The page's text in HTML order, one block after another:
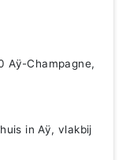
Aÿ-Champagne,
in Aÿ, vlakbij